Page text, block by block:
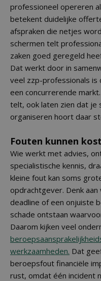
professioneel opereren
betekent duidelijke
afspraken die netjes
schermen telt
zaken goed geregeld
Dat werkt door in
veel zzp-professionals is
een concurrerende
telt, ook laten zien dat je
organiseren hoort daar
Fouten kunnen
Wie werkt met advies,
specialistische kennis,
kleine fout kan soms
opdrachtgever. Denk
deadline of een onjuiste
schade ontstaan
Daarom kijken veel
werkzaamheden. Dat
beroepsfout financiële
rust, omdat één incident